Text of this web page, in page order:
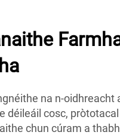
na n-oidhreacht
déileáil cosc,
chun cúram a